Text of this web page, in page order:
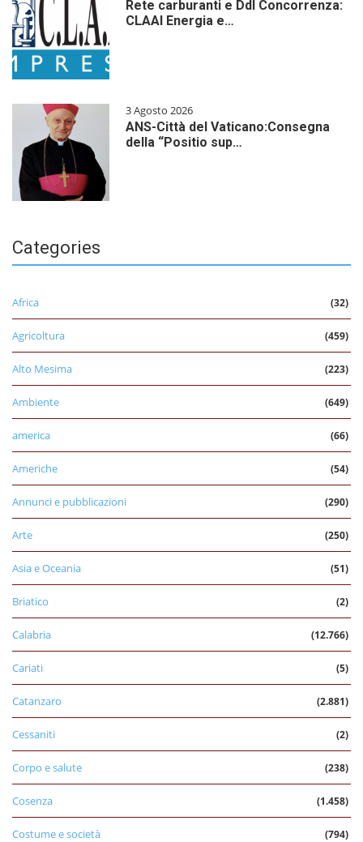
Rete carburanti e Ddl Concorrenza:
CLAAI Energia e…
3 Agosto 2026
ANS-Città del Vaticano:Consegna
della “Positio sup…
Categories
Africa (32)
Agricoltura (459)
Alto Mesima (223)
Ambiente (649)
america (66)
Americhe (54)
Annunci e pubblicazioni (290)
Arte (250)
Asia e Oceania (51)
Briatico (2)
Calabria (12.766)
Cariati (5)
Catanzaro (2.881)
Cessaniti (2)
Corpo e salute (238)
Cosenza (1.458)
Costume e società (794)